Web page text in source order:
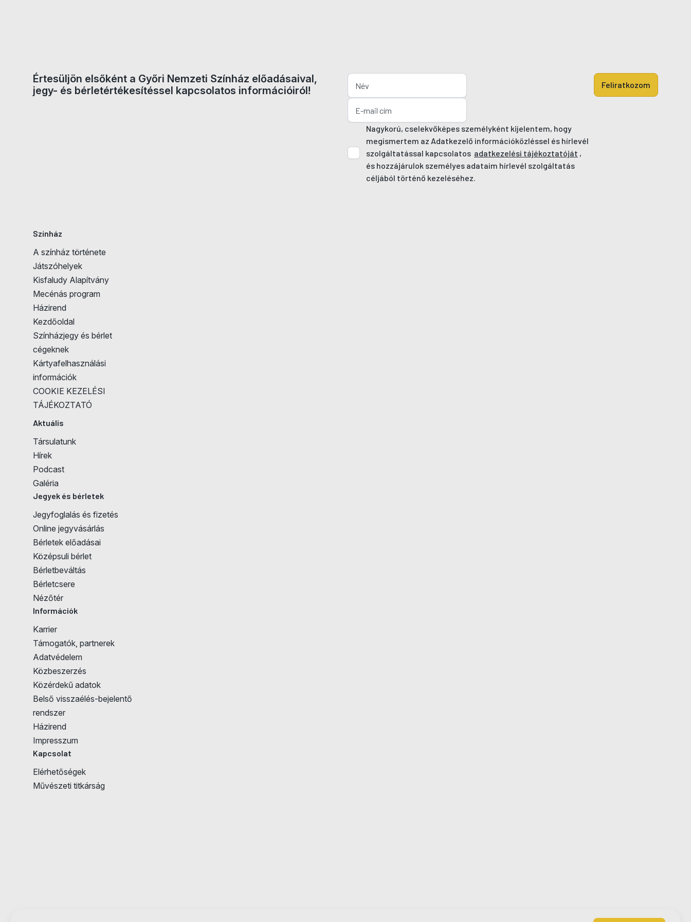
Jegyvásárlás
Értesüljön elsőként a Győri Nemzeti Színház előadásaival,
jegy- és bérletértékesítéssel kapcsolatos információiról!
Nagykorú, cselekvőképes személyként kijelentem, hogy
megismertem az Adatkezelő információközléssel és hírlevél
szolgáltatással kapcsolatos adatkezelési tájékoztatóját ,
és hozzájárulok személyes adataim hírlevél szolgáltatás
céljából történő kezeléséhez.
Feliratkozom
Színház
A színház története
Játszóhelyek
Kisfaludy Alapítvány
Mecénás program
Házirend
Kezdőoldal
Színházjegy és bérlet
cégeknek
Kártyafelhasználási
információk
COOKIE KEZELÉSI
TÁJÉKOZTATÓ
Aktuális
Társulatunk
Hírek
Podcast
Galéria
Jegyek és bérletek
Jegyfoglalás és fizetés
Online jegyvásárlás
Bérletek előadásai
Középsuli bérlet
Bérletbeváltás
Bérletcsere
Nézőtér
Információk
Karrier
Támogatók, partnerek
Adatvédelem
Közbeszerzés
Közérdekű adatok
Belső visszaélés-bejelentő
rendszer
Házirend
Impresszum
Kapcsolat
Elérhetőségek
Művészeti titkárság